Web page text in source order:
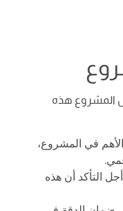
المشروع هذه
الأهم في المشروع،
التأكد أن هذه